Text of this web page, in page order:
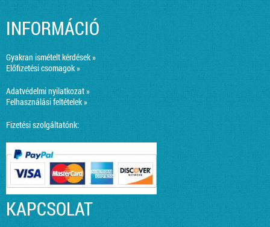
INFORMÁCIÓ
Gyakran ismételt kérdések »
Előfizetési csomagok »
Adatvédelmi nyilatkozat »
Felhasználási feltételek »
Fizetési szolgáltatónk:
KAPCSOLAT